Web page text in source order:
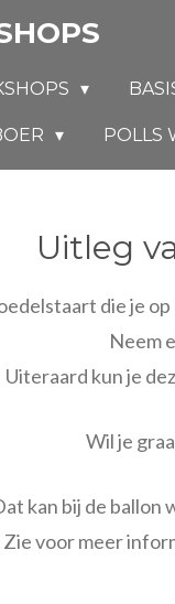
POLLS
Uitleg
die je op
Neem
Uiteraard kun je
Wil je
kan bij de ballon
Zie voor meer